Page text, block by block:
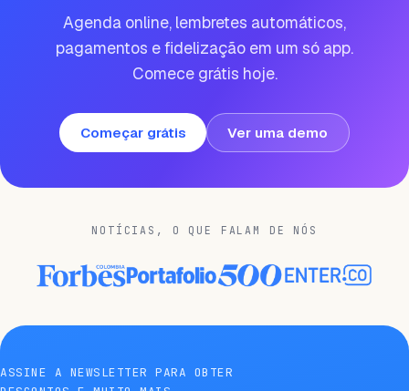
Agenda online, lembretes automáticos,
pagamentos e fidelização em um só app.
Comece grátis hoje.
Começar grátis Ver uma demo
NOTÍCIAS, O QUE FALAM DE NÓS
ASSINE A NEWSLETTER PARA OBTER